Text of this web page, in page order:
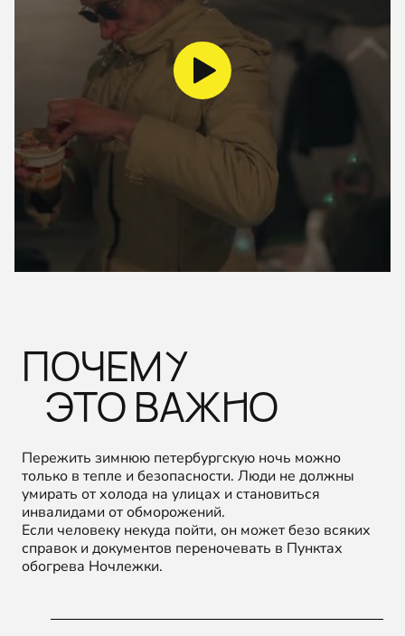
ПОЧЕМУ
ЭТО ВАЖНО
Пережить зимнюю петербургскую ночь можно
только в тепле и безопасности. Люди не должны
умирать от холода на улицах и становиться
инвалидами от обморожений.
Если человеку некуда пойти, он может безо всяких
справок и документов переночевать в Пунктах
обогрева Ночлежки.